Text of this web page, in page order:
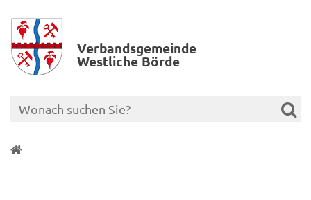
Verbands­gemeinde
Westliche Börde